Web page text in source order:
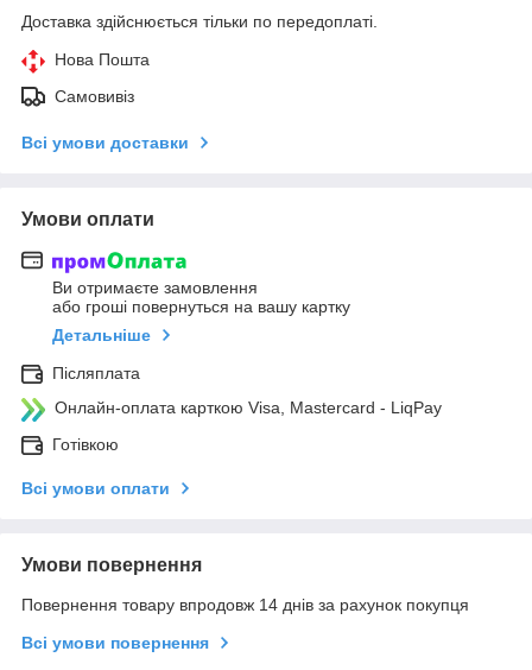
Доставка здійснюється тільки по передоплаті.
Нова Пошта
Самовивіз
Всі умови доставки
Умови оплати
Ви отримаєте замовлення
або гроші повернуться на вашу картку
Детальніше
Післяплата
Онлайн-оплата карткою Visa, Mastercard - LiqPay
Готівкою
Всі умови оплати
Умови повернення
Повернення товару впродовж 14 днів за рахунок покупця
Всі умови повернення